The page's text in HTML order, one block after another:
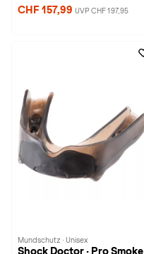
CHF 157,99 UVP CHF 197,95
Mundschutz · Unisex
Shock Doctor · Pro Smoke